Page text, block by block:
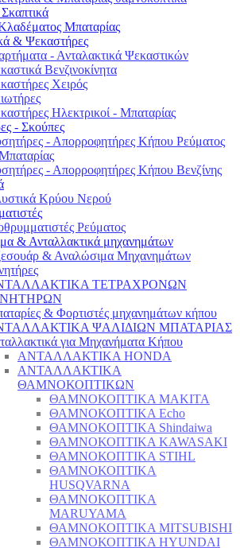
Μπαταρίας
& Ψεκαστήρες
- Ανταλακτικά Ψεκαστικών
Βενζινοκίνητα
Χειρός
Ηλεκτρικοί - Μπαταρίας
- Σκούπες
- Απορροφητήρες Κήπου Ρεύματος
- Απορροφητήρες Κήπου Βενζίνης
Κρύου Νερού
Ρεύματος
& Ανταλλακτικά μηχανημάτων
& Αναλώσιμα Μηχανημάτων
ΤΕΤΡΑΧΡΟΝΩΝ
& Φορτιστές μηχανημάτων κήπου
ΨΑΛΙΔΙΩΝ ΜΠΑΤΑΡΙAΣ
για Μηχανήματα Κήπου
ΑΝΤΑΛΛΑΚΤΙΚΑ HONDA
ΑΝΤΑΛΛΑΚΤΙΚΑ
ΘΑΜΝΟΚΟΠΤΙΚΩΝ
ΘΑΜΝΟΚΟΠΤΙΚΑ MAKITA
ΘΑΜΝΟΚΟΠΤΙΚΑ Echo
ΘΑΜΝΟΚΟΠΤΙΚΑ Shindaiwa
ΘΑΜΝΟΚΟΠΤΙΚΑ KAWASAKI
ΘΑΜΝΟΚΟΠΤΙΚΑ STIHL
ΘΑΜΝΟΚΟΠΤΙΚΑ
HUSQVARNA
ΘΑΜΝΟΚΟΠΤΙΚΑ
MARUYAMA
ΘΑΜΝΟΚΟΠΤΙΚΑ MITSUBISHI
ΘΑΜΝΟΚΟΠΤΙΚΑ HYUNDAI